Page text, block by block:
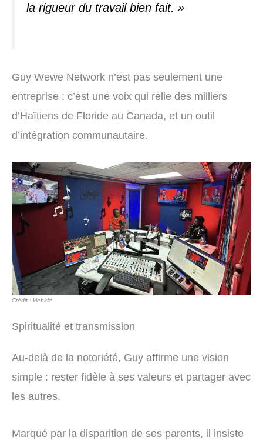
la rigueur du travail bien fait. »
Guy Wewe Network n’est pas seulement une
entreprise : c’est une voix qui relie des milliers
d’Haïtiens de Floride au Canada, et un outil
d’intégration communautaire.
Crédit : klebkfe
Spiritualité et transmission
Au-delà de la notoriété, Guy affirme une vision
simple : rester fidèle à ses valeurs et partager avec
les autres.
Marqué par la disparition de ses parents, il insiste